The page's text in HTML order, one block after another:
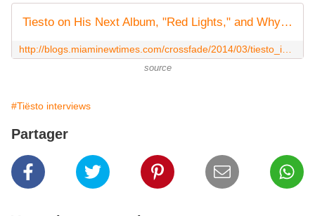
Tiesto on His Next Album, "Red Lights," and Why He'll "Never Stop Challenging" Himself
source
#Tiësto interviews
Partager